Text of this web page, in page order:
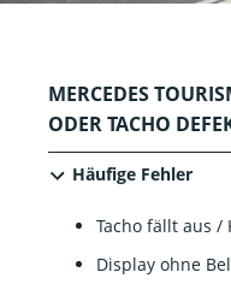
MERCEDES
ODER TACHO
Häufige Fehler
Tacho fällt aus
Display ohne